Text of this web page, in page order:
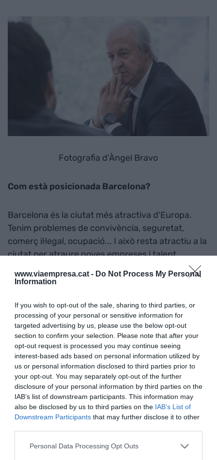
www.viaempresa.cat - Do Not Process My Personal
Information
If you wish to opt-out of the sale, sharing to third parties, or
processing of your personal or sensitive information for
targeted advertising by us, please use the below opt-out
section to confirm your selection. Please note that after your
opt-out request is processed you may continue seeing
interest-based ads based on personal information utilized by
us or personal information disclosed to third parties prior to
your opt-out. You may separately opt-out of the further
disclosure of your personal information by third parties on the
IAB’s list of downstream participants. This information may
also be disclosed by us to third parties on the IAB’s List of
Downstream Participants that may further disclose it to other
Personal Data Processing Opt Outs
Fotografia d'Àngel Bravo
Com està posicionada Barcelona?
Barcelona és la ciutat més atractiva d'Europa.
Tenim problemes de convivència, seguretat,
comerç il·legal, ocupació... I això resta atractiu a la
ciutat per atraure noves empreses i talent.
pressió fiscal més elevada a l'hora de crear una
sinó també de països. Si no tenim una taxa
impositiva atractiva, ens costarà molt ser
competitius i perdrem part del benefici barceloní
en connexió amb Europa, clima, bon viure... La
butxaca és clau per al talent i els empresaris.
La Cambra reclama per activa i per passiva una
millor gestió i complir amb la inversió en
infraestructures. Però, no hi ha manera…
Perquè la Cambra tingui força i es pugui